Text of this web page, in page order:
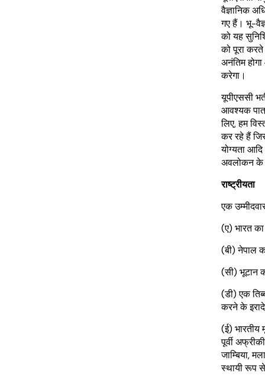
वैज्ञानिक
गए हैं। भू-
को यह
को पूरा
अनंतिम होगा
करेगा।
यूपीएससी
आवश्यक
लिए, हम
कर रहे हैं
योग्यता
अवलोकन के
राष्ट्रीयता
एक
(ए) भारत
(बी) नेपाल
(सी) भूटान
(डी) एक
करने के
(ई) भारतीय
पूर्वी
जाम्बिया,
स्थायी रूप